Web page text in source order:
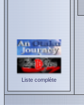
Liste complète